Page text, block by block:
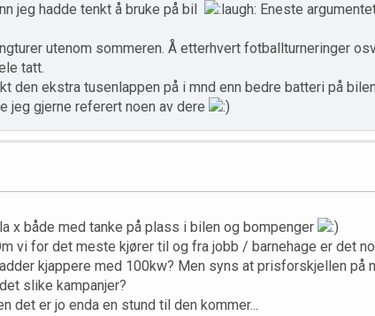
jeg hadde tenkt å bruke på bil
Eneste
utenom sommeren. Å etterhvert fotballturneringer
tatt.
den ekstra tusenlappen på i mnd enn bedre batteri på
jeg gjerne referert noen av dere
x både med tanke på plass i bilen og bompenger
vi for det meste kjører til og fra jobb / barnehage er det
kjappere med 100kw? Men syns at prisforskjellen på
slike kampanjer?
det er jo enda en stund til den kommer...